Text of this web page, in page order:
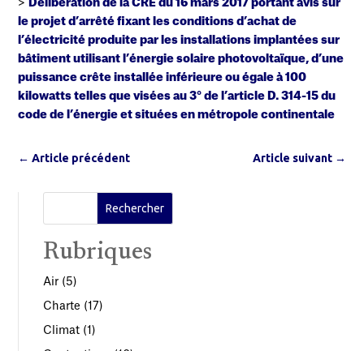
> Délibération de la CRE du 16 mars 2017 portant avis sur
le projet d’arrêté fixant les conditions d’achat de
l’électricité produite par les installations implantées sur
bâtiment utilisant l’énergie solaire photovoltaïque, d’une
puissance crête installée inférieure ou égale à 100
kilowatts telles que visées au 3° de l’article D. 314-15 du
code de l’énergie et situées en métropole continentale
←Article précédent Article suivant→
Rubriques
Air (5)
Charte (17)
Climat (1)